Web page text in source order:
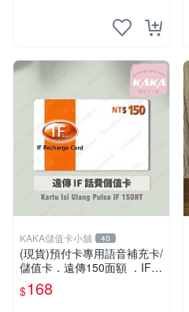
KAKA儲值卡小舖 40
(現貨)預付卡專用語音補充卡/
儲值卡．遠傳150面額 ．IF 1
50 [KAKA儲值卡小舖]
$168